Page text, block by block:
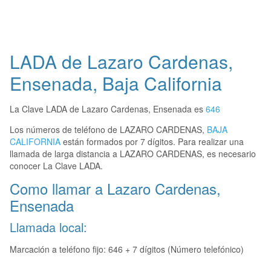
LADA de Lazaro Cardenas,
Ensenada, Baja California
La Clave LADA de Lazaro Cardenas, Ensenada es 646
Los números de teléfono de LAZARO CARDENAS, BAJA
CALIFORNIA están formados por 7 dígitos. Para realizar una
llamada de larga distancia a LAZARO CARDENAS, es necesario
conocer La Clave LADA.
Como llamar a Lazaro Cardenas,
Ensenada
Llamada local:
Marcación a teléfono fijo: 646 + 7 dígitos (Número telefónico)